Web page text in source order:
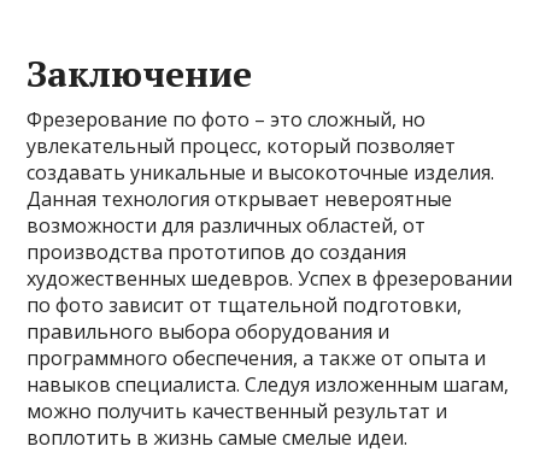
Заключение
Фрезерование по фото – это сложный, но
увлекательный процесс, который позволяет
создавать уникальные и высокоточные изделия.
Данная технология открывает невероятные
возможности для различных областей, от
производства прототипов до создания
художественных шедевров. Успех в фрезеровании
по фото зависит от тщательной подготовки,
правильного выбора оборудования и
программного обеспечения, а также от опыта и
навыков специалиста. Следуя изложенным шагам,
можно получить качественный результат и
воплотить в жизнь самые смелые идеи.